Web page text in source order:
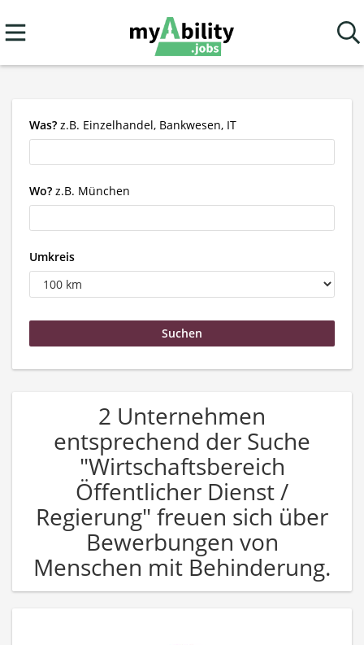
Was? z.B. Einzelhandel, Bankwesen, IT
Wo? z.B. München
Umkreis
2 Unternehmen
entsprechend der Suche
"Wirtschaftsbereich
Öffentlicher Dienst /
Regierung" freuen sich über
Bewerbungen von
Menschen mit Behinderung.